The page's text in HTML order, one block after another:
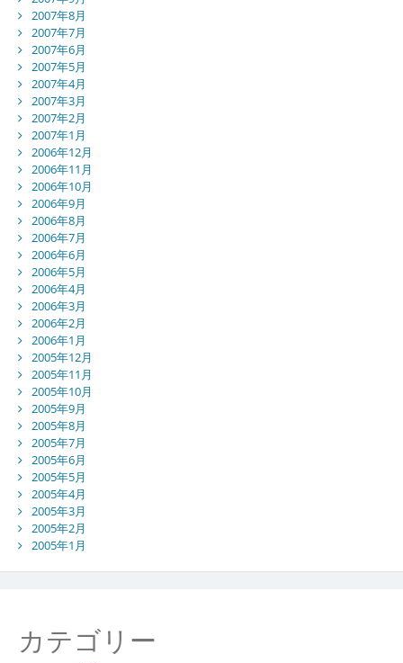
2007年8月
2007年7月
2007年6月
2007年5月
2007年4月
2007年3月
2007年2月
2007年1月
2006年12月
2006年11月
2006年10月
2006年9月
2006年8月
2006年7月
2006年6月
2006年5月
2006年4月
2006年3月
2006年2月
2006年1月
2005年12月
2005年11月
2005年10月
2005年9月
2005年8月
2005年7月
2005年6月
2005年5月
2005年4月
2005年3月
2005年2月
2005年1月
カテゴリー